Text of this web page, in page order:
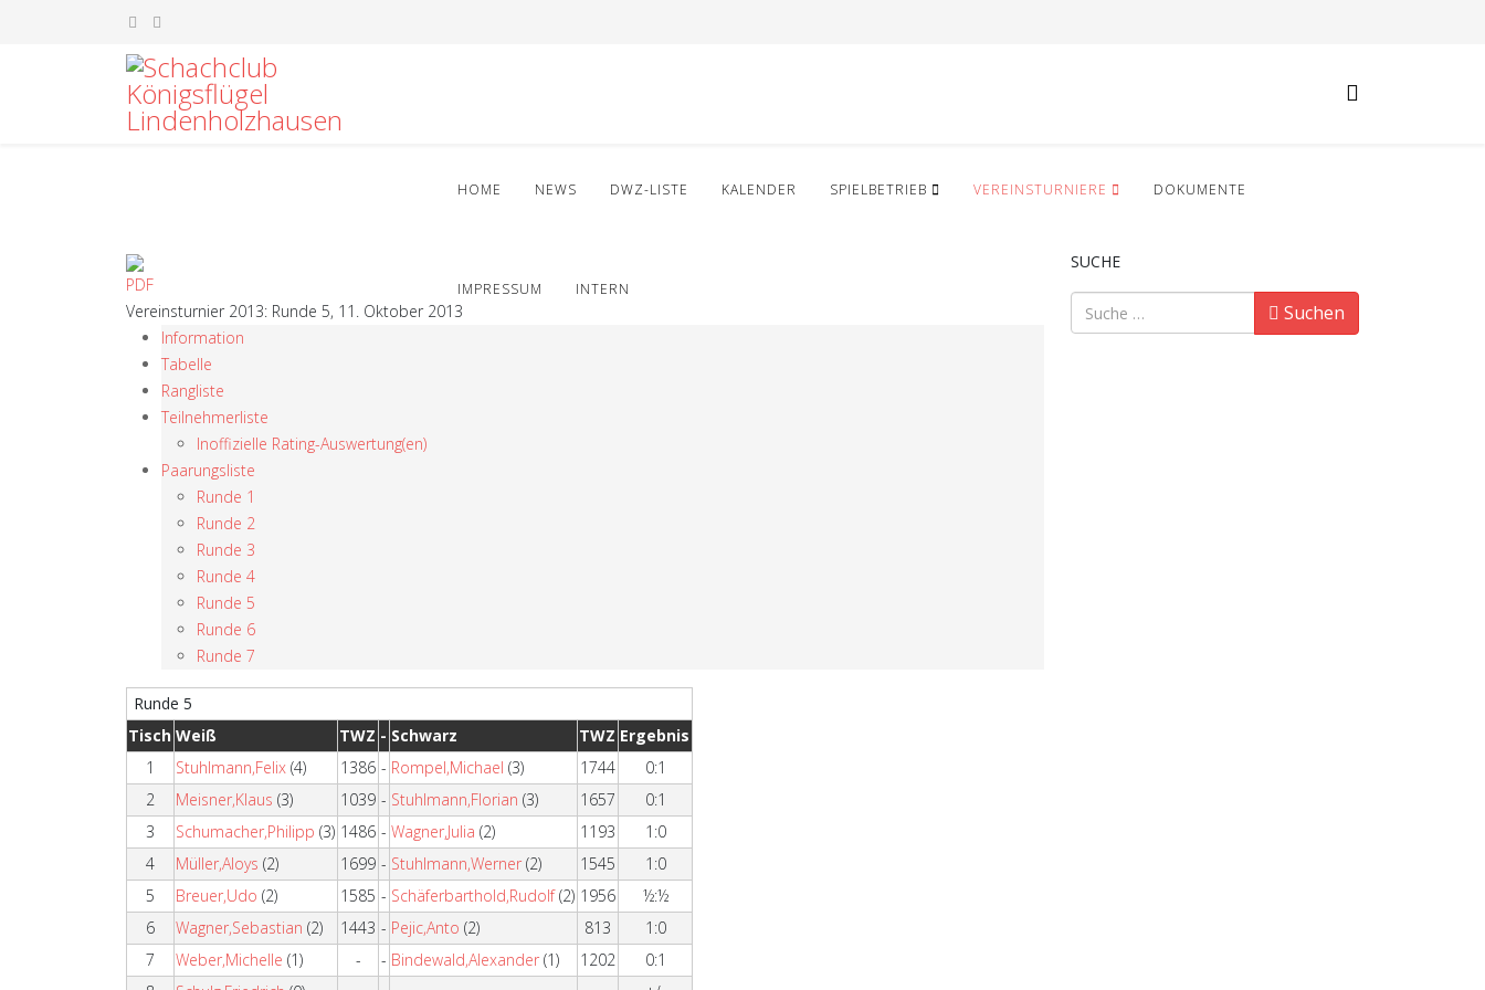
HOME NEWS DWZ-LISTE KALENDER SPIELBETRIEB VEREINSTURNIERE DOKUMENTE
IMPRESSUM INTERN
Vereinsturnier 2013: Runde 5, 11. Oktober 2013
Information
Tabelle
Rangliste
Teilnehmerliste
Inoffizielle Rating-Auswertung(en)
Paarungsliste
Runde 1
Runde 2
Runde 3
Runde 4
Runde 5
Runde 6
Runde 7
Runde 5
Tisch Weiß TWZ - Schwarz TWZ Ergebnis
1
Stuhlmann,Felix (4) 1386 - Rompel,Michael (3) 1744
0:1
2
Meisner,Klaus (3) 1039 - Stuhlmann,Florian (3) 1657
0:1
3
Schumacher,Philipp (3) 1486 - Wagner,Julia (2) 1193
1:0
4
Müller,Aloys (2) 1699 - Stuhlmann,Werner (2) 1545
1:0
5
Breuer,Udo (2) 1585 - Schäferbarthold,Rudolf(2) 1956
½:½
6
Wagner,Sebastian (2) 1443 - Pejic,Anto (2) 813
1:0
7
Weber,Michelle (1) - - Bindewald,Alexander (1) 1202
0:1
SUCHE
Suchen
Suchen